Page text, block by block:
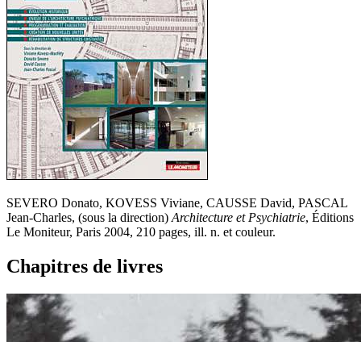
SEVERO Donato, KOVESS Viviane, CAUSSE David, PASCAL
Jean-Charles, (sous la direction) Architecture et Psychiatrie, Éditions
Le Moniteur, Paris 2004, 210 pages, ill. n. et couleur.
Chapitres de livres